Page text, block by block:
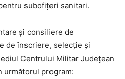
subofițeri sanitari.
și consiliere de
de înscriere, selecție și
Centrului Militar Județean
următorul program: